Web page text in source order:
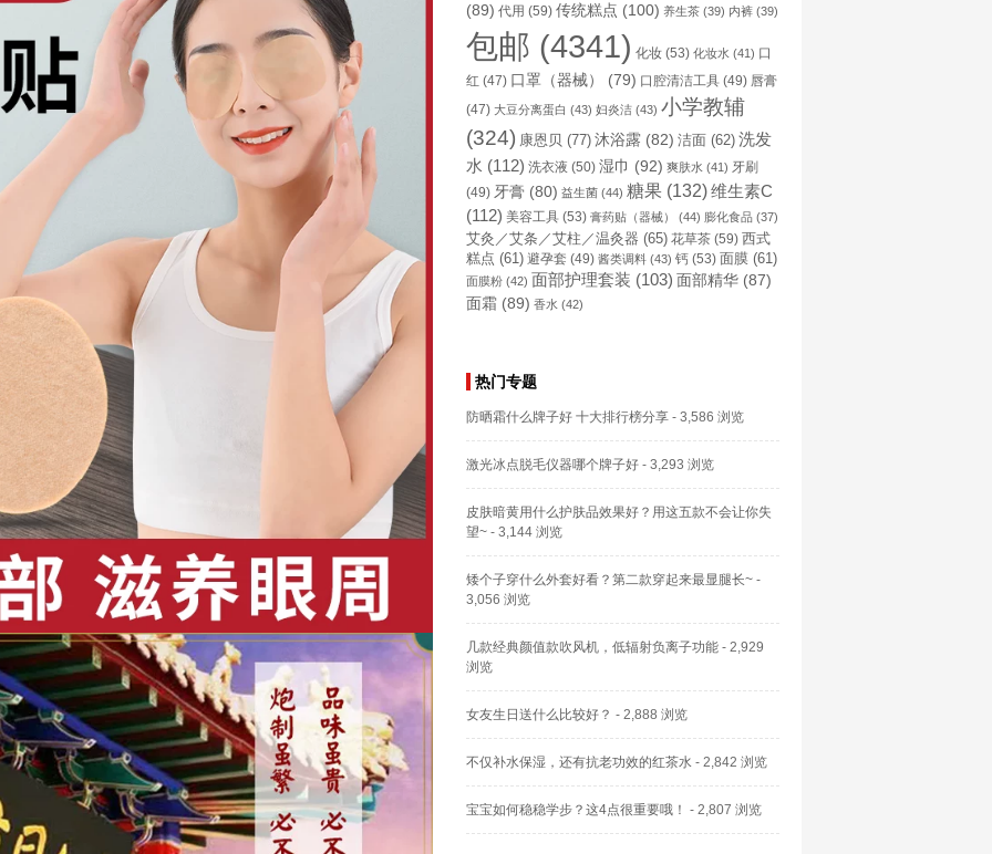
(89) 代用 (59) 传统糕点 (100) 养生茶(39) 内裤(39)
包邮 (4341) 化妆(53) 化妆水 (41) 口
红 (47) 口罩（器械） (79) 口腔清洁工具(49) 唇膏
(47) 大豆分离蛋白 (43) 妇炎洁(43) 小学教辅
(324) 康恩贝 (77) 沐浴露(82) 洁面 (62) 洗发
水 (112) 洗衣液 (50) 湿巾 (92) 爽肤水 (41) 牙刷
(49) 牙膏(80) 益生菌(44) 糖果(132)维生素C
(112) 美容工具(53) 膏药贴（器械） (44) 膨化食品(37)
艾灸／艾条／艾柱／温灸器 (65) 花草茶(59) 西式
糕点 (61) 避孕套 (49) 酱类调料(43) 钙(53) 面膜 (61)
面膜粉(42) 面部护理套装 (103) 面部精华(87)
面霜(89) 香水 (42)
热门专题
防晒霜什么牌子好 十大排行榜分享- 3,586 浏览
激光冰点脱毛仪器哪个牌子好- 3,293 浏览
皮肤暗黄用什么护肤品效果好？用这五款不会让你失
望~- 3,144 浏览
矮个子穿什么外套好看？第二款穿起来最显腿长~-
3,056 浏览
几款经典颜值款吹风机，低辐射负离子功能- 2,929
浏览
女友生日送什么比较好？ - 2,888 浏览
不仅补水保湿，还有抗老功效的红茶水- 2,842 浏览
宝宝如何稳稳学步？这4点很重要哦！ - 2,807 浏览